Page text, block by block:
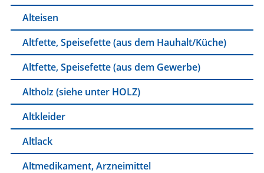
Alteisen
Altfette, Speisefette (aus dem Hauhalt/Küche)
Altfette, Speisefette (aus dem Gewerbe)
Altholz (siehe unter HOLZ)
Altkleider
Altlack
Altmedikament, Arzneimittel